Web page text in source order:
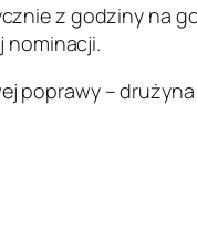
z godziny na
nominacji.
poprawy –